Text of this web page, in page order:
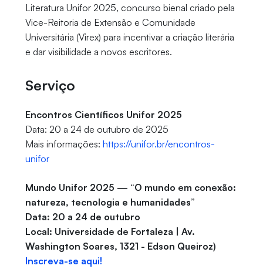
Literatura Unifor 2025, concurso bienal criado pela
Vice-Reitoria de Extensão e Comunidade
Universitária (Virex) para incentivar a criação literária
e dar visibilidade a novos escritores.
Serviço
Encontros Científicos Unifor 2025
Data: 20 a 24 de outubro de 2025
Mais informações: https://unifor.br/encontros-
unifor
Mundo Unifor 2025 — “O mundo em conexão:
natureza, tecnologia e humanidades”
Data: 20 a 24 de outubro
Local: Universidade de Fortaleza | Av.
Washington Soares, 1321 - Edson Queiroz)
Inscreva-se aqui!